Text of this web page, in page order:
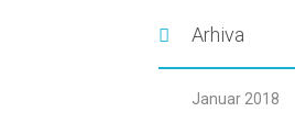
Arhiva
Januar 2018